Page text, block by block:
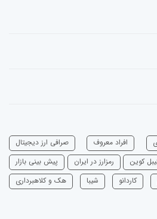
افراد معروف
صرافی ارز دیجیتال
کوین رمزارز در ایران
پیش بینی بازار
‌کاردانو شیبا هک و کلاهبرداری